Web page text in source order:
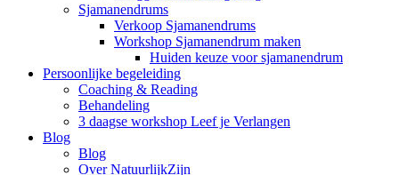
Sjamanendrums
Verkoop Sjamanendrums
Workshop Sjamanendrum maken
Huiden keuze voor sjamanendrum
Persoonlijke begeleiding
Coaching & Reading
Behandeling
3 daagse workshop Leef je Verlangen
Blog
Blog
Over NatuurlijkZijn